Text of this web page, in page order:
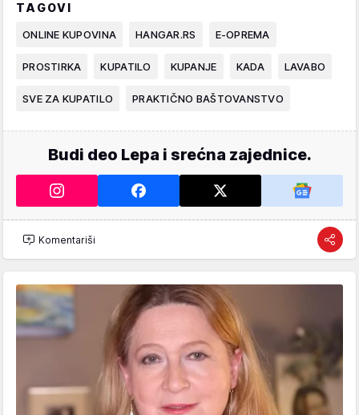
TAGOVI
ONLINE KUPOVINA HANGAR.RS E-OPREMA
PROSTIRKA KUPATILO KUPANJE KADA LAVABO
SVE ZA KUPATILO PRAKTIČNO BAŠTOVANSTVO
Budi deo Lepa i srećna zajednice.
Komentariši